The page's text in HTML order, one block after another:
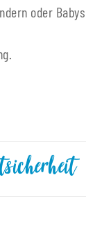
oder Babys